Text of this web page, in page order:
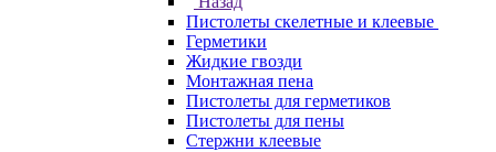
Пистолеты скелетные и клеевые
Герметики
Жидкие гвозди
Монтажная пена
Пистолеты для герметиков
Пистолеты для пены
Стержни клеевые